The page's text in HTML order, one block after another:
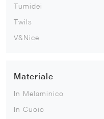
Tumidei
Twils
V&Nice
Materiale
In Melaminico
In Cuoio